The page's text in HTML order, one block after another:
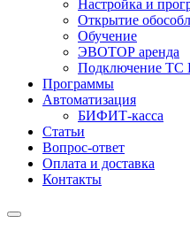
Настройка и
Открытие
Обучение
ЭВОТОР аренда
Подключение
Программы
Автоматизация
БИФИТ-касса
Статьи
Вопрос-ответ
Оплата и доставка
Контакты